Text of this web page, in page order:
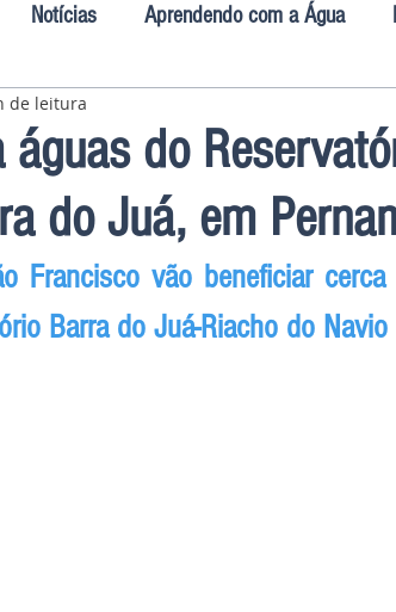
Notícias Aprendendo com a Água
águas do
do Juá, em
de leitura
Francisco vão beneficiar
Barra do Juá-Riacho do Navio